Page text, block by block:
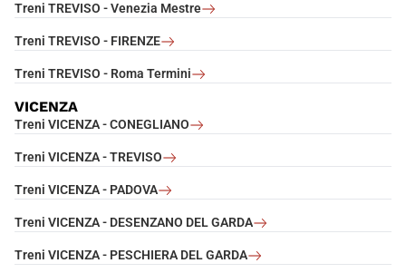
Treni TREVISO - Venezia Mestre
Treni TREVISO - FIRENZE
Treni TREVISO - Roma Termini
VICENZA
Treni VICENZA - CONEGLIANO
Treni VICENZA - TREVISO
Treni VICENZA - PADOVA
Treni VICENZA - DESENZANO DEL GARDA
Treni VICENZA - PESCHIERA DEL GARDA